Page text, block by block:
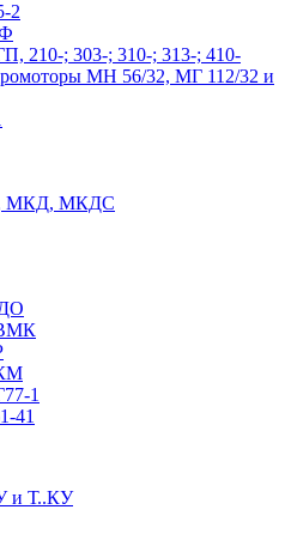
2
210-; 303-; 310-; 313-; 410-
МН 56/32, МГ 112/32 и
МКД, МКДС
1
41
и Т..КУ